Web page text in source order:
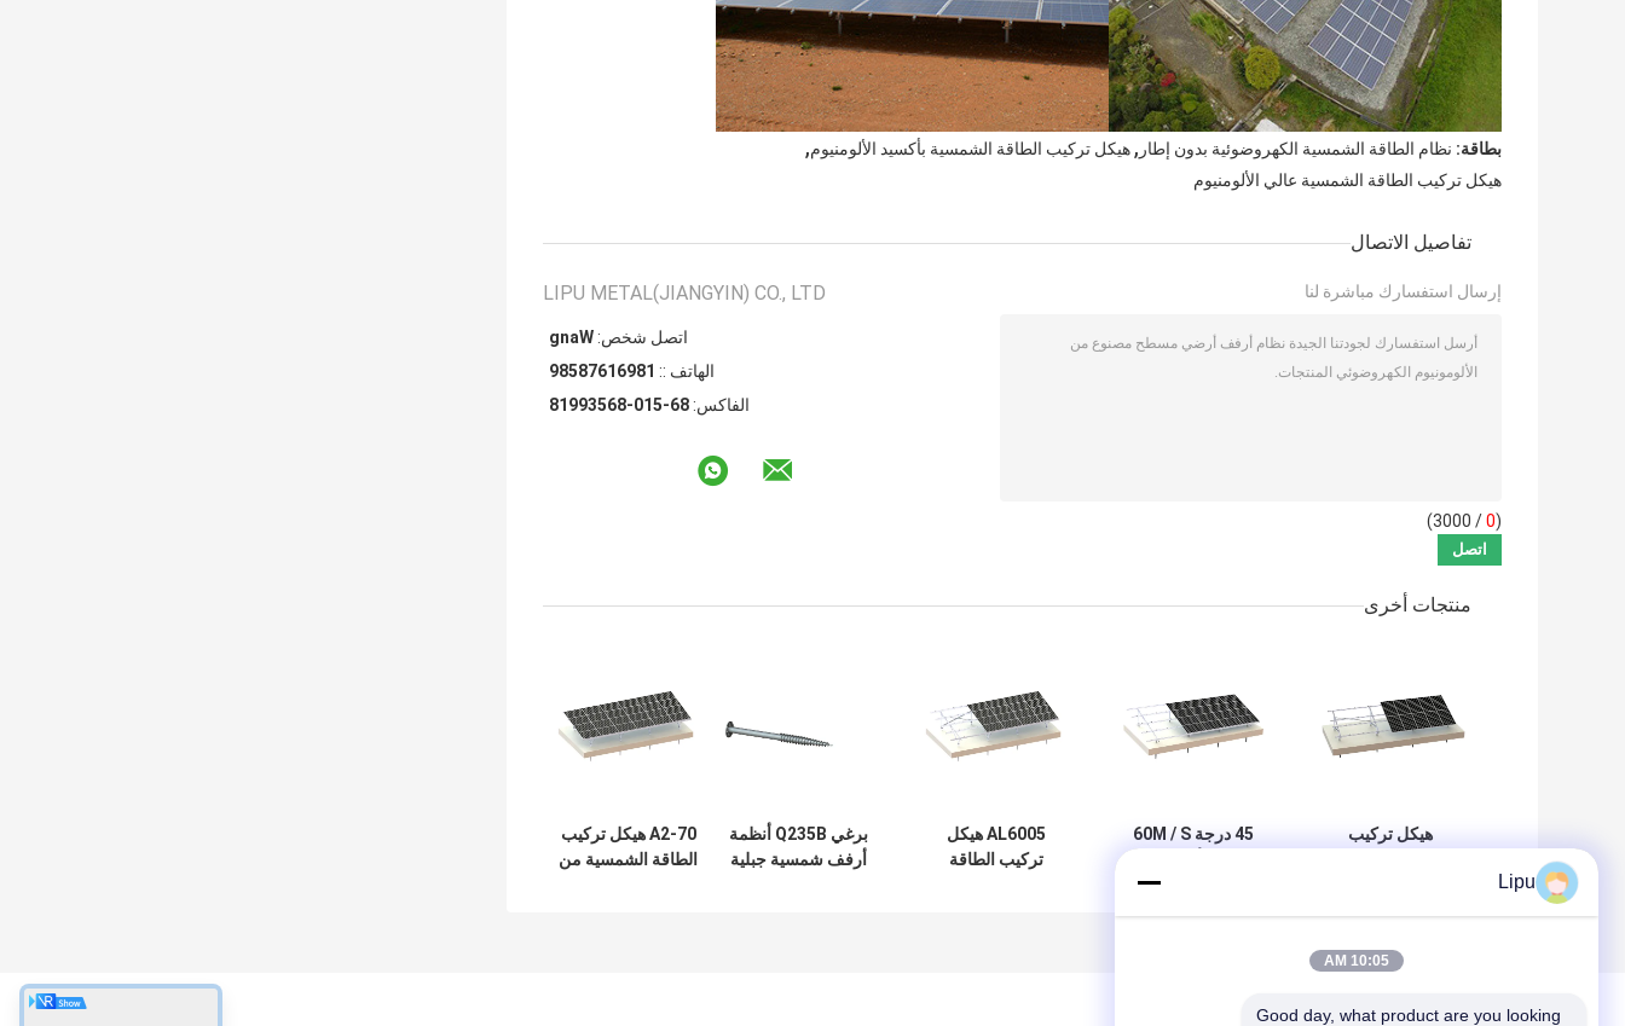
بطاقة: نظام الطاقة الشمسية الكهروضوئية بدون إطار , هيكل تركيب الطاقة الشمسية بأكسيد الألومنيوم,
هيكل تركيب الطاقة الشمسية عالي الألومنيوم
تفاصيل الاتصال
LIPU METAL(JIANGYIN) CO., LTD
اتصل شخص: Wang
الهاتف :: 18961678589
الفاكس: 86-510-86539918
إرسال استفسارك مباشرة لنا
(
0
/ 3000)
منتجات أخرى
هيكل تركيب
45 درجة 60M / S
للطاقة الشمسية
AL6005 هيكل
تركيب الطاقة
برغي Q235B أنظمة
أرفف شمسية جبلية
A2-70 هيكل تركيب
الطاقة الشمسية من
Lipu
10:05 AM
Good day, what product are you looking